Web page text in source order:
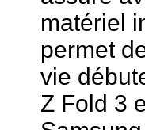
matériel
permet
vie
Z Fold 3